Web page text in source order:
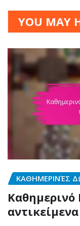
YOU MAY
ΚΑΘΗΜΕΡΙΝΈΣ